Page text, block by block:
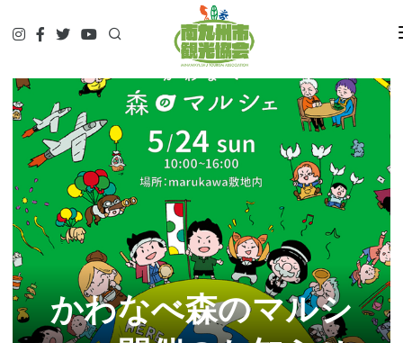
観て
遊んで
食べて
泊まって
やってみる
調べる
ガイド予約▷
予約・問合せ・パンフ
交通関連
かわなべ森のマルシ